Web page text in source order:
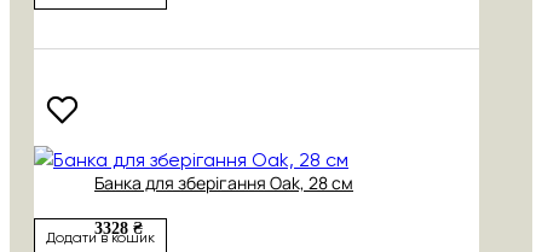
Банка для зберігання Oak, 28 см
3328 ₴
Додати в кошик